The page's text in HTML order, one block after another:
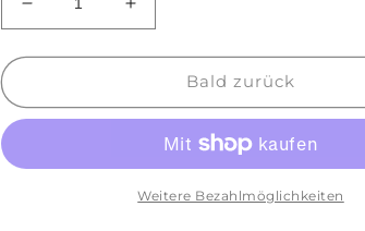
Verringere
die
Menge
Erstelle
Tiere
„Savanne&quot;
Erhöhe
die
Menge
Erstelle
Akkordeon
Tiere
„Savanne&quot;
Bald zurück
Weitere Bezahlmöglichkeiten